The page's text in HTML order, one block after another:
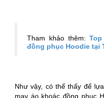
Tham khảo thêm:
đồng phục Hoodie tại
Như vậy, có thể thấy để
may áo khoác đồng phục